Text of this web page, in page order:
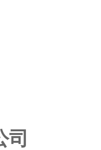
司